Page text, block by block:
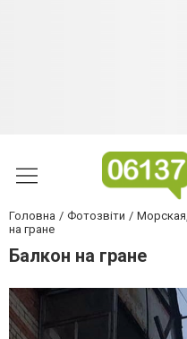
Головна Фотозвіти
на гране
Балкон на гране